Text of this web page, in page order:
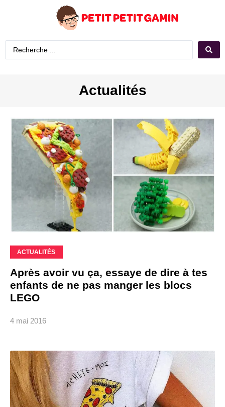
Actualités
ACTUALITÉS
Après avoir vu ça, essaye de dire à tes
enfants de ne pas manger les blocs
LEGO
4 mai 2016